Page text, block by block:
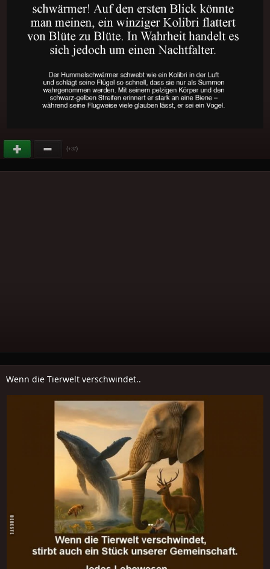
(+37)
Wenn die Tierwelt verschwindet..